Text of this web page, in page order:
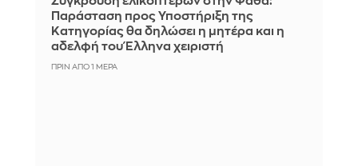
Παράσταση προς Υποστήριξη της
Κατηγορίας θα δηλώσει η μητέρα και η
αδελφή του Έλληνα χειριστή
ΠΡΙΝ ΑΠΌ 1 ΜΈΡΑ